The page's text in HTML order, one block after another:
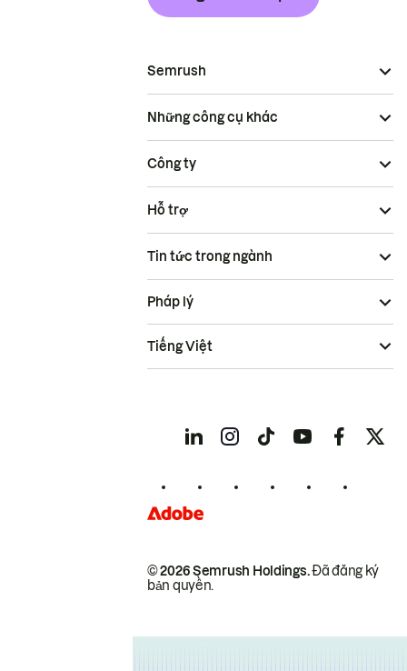
Semrush
Những công cụ khác
Công ty
Hỗ trợ
Tin tức trong ngành
© 2026 Semrush Holdings.Đã đăng ký
bản quyền.
Pháp lý
Tiếng Việt